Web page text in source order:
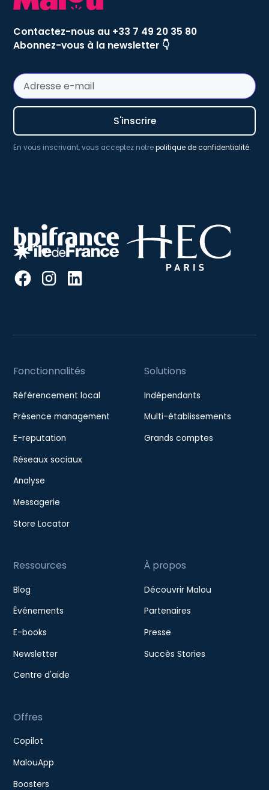
Contactez-nous au +33 7 49 20 35 80
Abonnez-vous à la newsletter 👇
En vous inscrivant, vous acceptez notrepolitique de confidentialité.
Fonctionnalités
Référencement local
Présence management
E-reputation
Réseaux sociaux
Analyse
Messagerie
Store Locator
Solutions
Indépendants
Multi-établissements
Grands comptes
Ressources
Blog
Événements
E-books
Newsletter
Centre d'aide
À propos
Découvrir Malou
Partenaires
Presse
Succès Stories
Offres
Copilot
MalouApp
Boosters